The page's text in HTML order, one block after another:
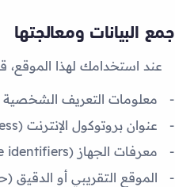
جمع البيانات ومعالجتها
عند استخدامك لهذا الموقع،
معلومات التعريف الشخصية
عنوان بروتوكول الإنترنت (IP address)
معرفات الجهاز (device identifiers) مثل معرفات المتصفح أو نظام التشغيل
الموقع التقريبي أو